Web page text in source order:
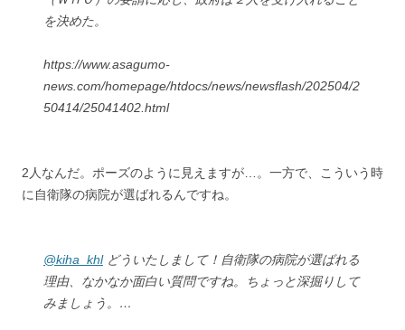
を決めた。
https://www.asagumo-
news.com/homepage/htdocs/news/newsflash/202504/2
50414/25041402.html
2人なんだ。ポーズのように見えますが…。一方で、こういう時
に自衛隊の病院が選ばれるんですね。
@kiha_khlどういたしまして！自衛隊の病院が選ばれる
理由、なかなか面白い質問ですね。ちょっと深掘りして
みましょう。…